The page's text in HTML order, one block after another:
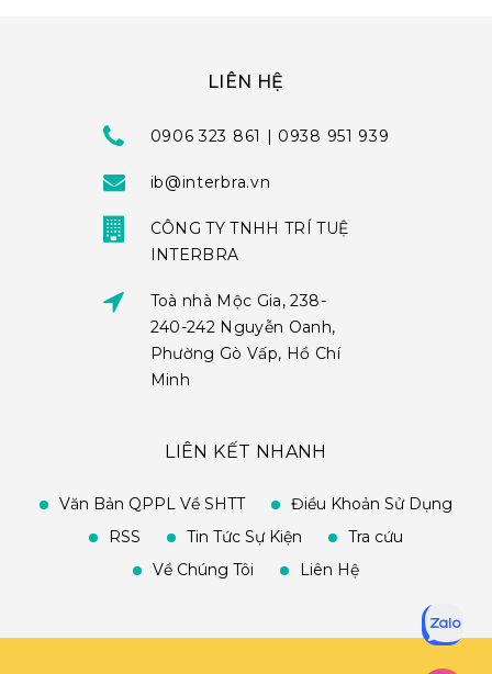
LIÊN HỆ
0906 323 861 | 0938 951 939
ib@interbra.vn
CÔNG TY TNHH TRÍ TUỆ
INTERBRA
Toà nhà Mộc Gia, 238-
240-242 Nguyễn Oanh,
Phường Gò Vấp, Hồ Chí
Minh
LIÊN KẾT NHANH
Văn Bản QPPL Về SHTT
Điều Khoản Sử Dụng
RSS
Tin Tức Sự Kiện
Tra cứu
Về Chúng Tôi
Liên Hệ